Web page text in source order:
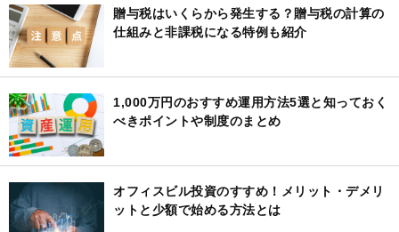
贈与税はいくらから発生する？贈与税の計算の
仕組みと非課税になる特例も紹介
1,000万円のおすすめ運用方法5選と知っておく
べきポイントや制度のまとめ
オフィスビル投資のすすめ！メリット・デメリ
ットと少額で始める方法とは